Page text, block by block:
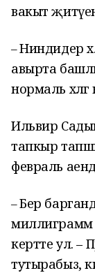
вакыт җитүен
–Ниндидер
авырта
нормаль
Ильвир
тапкыр
февраль
–Бер
кертте ул. –
тутырабыз,